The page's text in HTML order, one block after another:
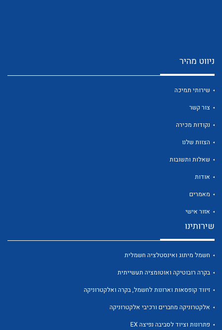
לכל מוצרי היצרן
ניווט מהיר
שירותי תמיכה
צור קשר
נקודות מכירה
הצוות שלנו
שאלות ותשובות
אודות
מאמרים
אזור אישי
שירותינו
חשמל מיתוג ואינסטלציה חשמלית
בקרה רובוטיקה ואוטומציה תעשייתית
זיווד קופסאות וארונות לחשמל, בקרה ואלקטרוניקה
אלקטרוניקה מחברים ורכיבי אלקטרוניקה
פתרונות וציוד לסביבה נפיצה EX